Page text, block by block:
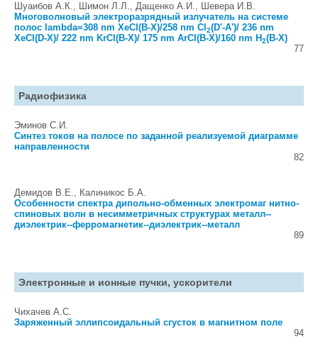
Шуаибов А.К., Шимон Л.Л., Дащенко А.И., Шевера И.В.
Многоволновый электроразрядный излучатель на системе
полос lambda=308 nm XeCl(B-X)/258 nm Cl 2(D'-A')/ 236 nm
XeCl(D-X)/ 222 nm KrCl(B-X)/ 175 nm ArCl(B-X)/160 nm H2(B-X)
77
Радиофизика
Эминов С.И.
Синтез токов на полосе по заданной реализуемой диаграмме
направленности
82
Демидов В.Е., Калиникос Б.А.
Особенности спектра дипольно-обменных электромаг нитно-
спиновых волн в несимметричных структурах металл--
диэлектрик--ферромагнетик--диэлектрик--металл
89
Электронные и ионные пучки, ускорители
Чихачев А.С.
Заряженный эллипсоидальный сгусток в магнитном поле
94